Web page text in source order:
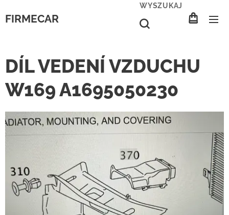
FIRMECAR
WYSZUKAJ
DÍL VEDENÍ VZDUCHU
W169 A1695050230